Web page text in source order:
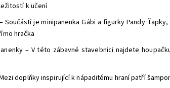
k učení
Součástí je minipanenka Gábi a figurky Pandy
hračka
– V této zábavné stavebnici najdete
doplňky inspirující k nápaditému hraní patří